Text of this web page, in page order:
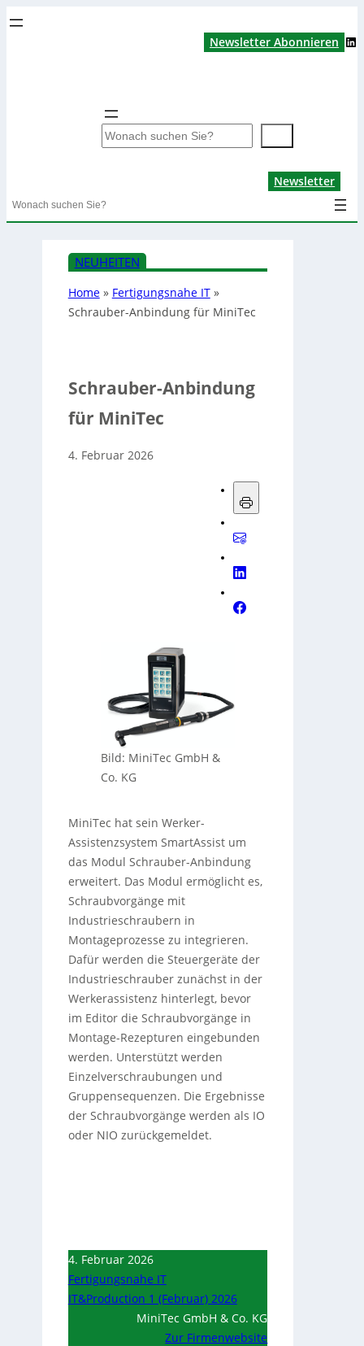
Newsletter Abonnieren LinkedIn
S
u
e
Newsletter
Search
NEUHEITEN
Home» Fertigungsnahe IT»
Schrauber-Anbindung für MiniTec
Schrauber-Anbindung
für MiniTec
4. Februar 2026
Bild: MiniTec GmbH &
Co. KG
MiniTec hat sein Werker-
Assistenzsystem SmartAssist um
das Modul Schrauber-Anbindung
erweitert. Das Modul ermöglicht es,
Schraubvorgänge mit
Industrieschraubern in
Montageprozesse zu integrieren.
Dafür werden die Steuergeräte der
Industrieschrauber zunächst in der
Werkerassistenz hinterlegt, bevor
im Editor die Schraubvorgänge in
Montage-Rezepturen eingebunden
werden. Unterstützt werden
Einzelverschraubungen und
Gruppensequenzen. Die Ergebnisse
der Schraubvorgänge werden als IO
oder NIO zurückgemeldet.
4. Februar 2026
Fertigungsnahe IT
IT&Production 1 (Februar) 2026
MiniTec GmbH & Co. KG
Zur Firmenwebsite